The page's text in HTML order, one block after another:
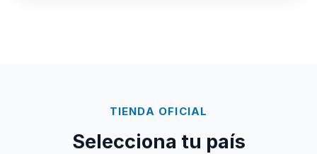
TIENDA OFICIAL
Selecciona tu país